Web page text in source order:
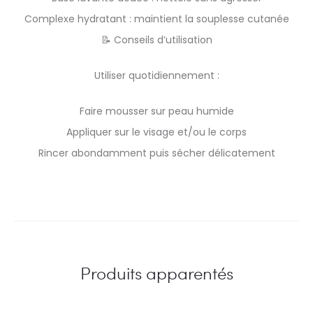
Complexe hydratant : maintient la souplesse cutanée
📝 Conseils d’utilisation
Utiliser quotidiennement :
Faire mousser sur peau humide
Appliquer sur le visage et/ou le corps
Rincer abondamment puis sécher délicatement
Produits apparentés